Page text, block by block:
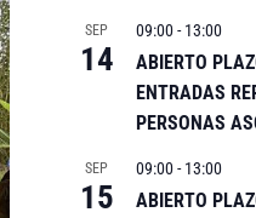
SEP
14
09:00-13:00
ABIERTO
ENTRADAS
PERSONAS
SEP
15
09:00-13:00
ABIERTO